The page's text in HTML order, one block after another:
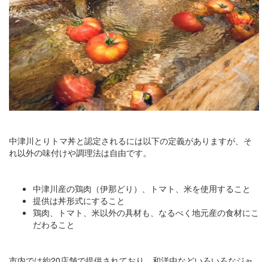
中津川とりトマ丼と認定されるには以下の定義がありますが、そ
れ以外の味付けや調理法は自由です。
中津川産の鶏肉（伊那どり）、トマト、米を使用すること
提供は丼形式にすること
鶏肉、トマト、米以外の具材も、なるべく地元産の食材にこ
だわること